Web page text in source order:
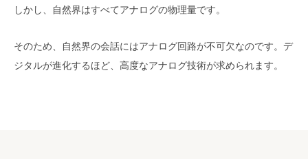
しかし、自然界はすべてアナログの物理量です。
そのため、自然界の会話にはアナログ回路が不可欠なのです。デ
ジタルが進化するほど、高度なアナログ技術が求められます。